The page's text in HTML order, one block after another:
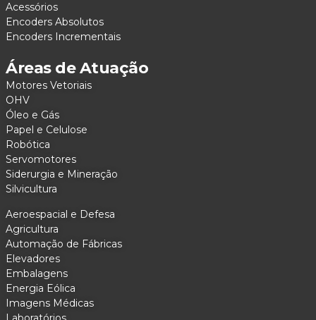
Acessórios
Encoders Absolutos
Encoders Incrementais
Áreas de Atuação
Motores Vetoriais
OHV
Óleo e Gás
Papel e Celulose
Robótica
Servomotores
Siderurgia e Mineração
Silvicultura
Aeroespacial e Defesa
Agricultura
Automação de Fábricas
Elevadores
Embalagens
Energia Eólica
Imagens Médicas